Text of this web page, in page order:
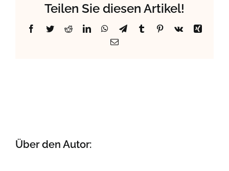
Teilen Sie diesen Artikel!
Facebook
TwitterRedditLinkedInWhatsApp
TelegramTumblr Pinterest
Vk
Xing
E-
Über den Autor: